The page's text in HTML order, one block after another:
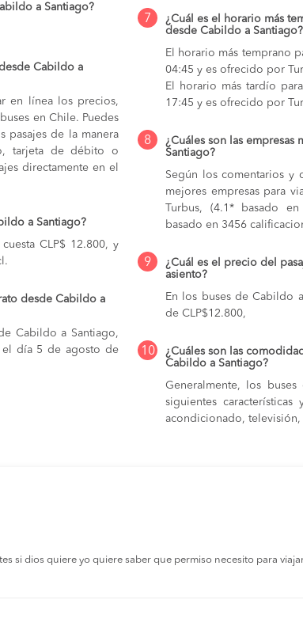
a Santiago?
Cabildo a
en línea los precios,
en Chile. Puedes
pasajes de la manera
tarjeta de débito o
directamente en el
a Santiago?
CLP$ 12.800, y
desde Cabildo a
Cabildo a Santiago,
el día 5 de agosto de
7
¿Cuál es el horario más
desde Cabildo a Santiago?
El horario más temprano
04:45 y es ofrecido por
El horario más tardío
17:45 y es ofrecido por
8
¿Cuáles son las empresas
Santiago?
Según los comentarios y
mejores empresas para
Turbus, (4.1* basado
basado en 3456
9
¿Cuál es el precio del
asiento?
En los buses de Cabildo
de CLP$12.800,
10
¿Cuáles son las
Cabildo a Santiago?
Generalmente, los
siguientes
acondicionado, televisión,
si dios quiere yo quiere saber que permiso necesito para